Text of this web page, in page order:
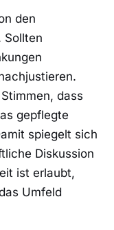
den
Sollten
dass
gepflegte
spiegelt sich
Diskussion
ist erlaubt,
Umfeld